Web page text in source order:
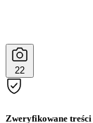
22
Zweryfikowane treści